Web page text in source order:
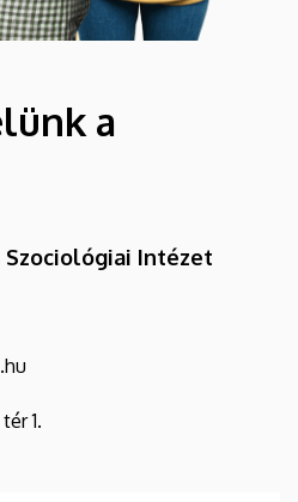
a
Intézet
1.